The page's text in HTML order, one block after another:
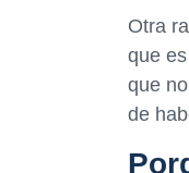
Otra
que
que
de